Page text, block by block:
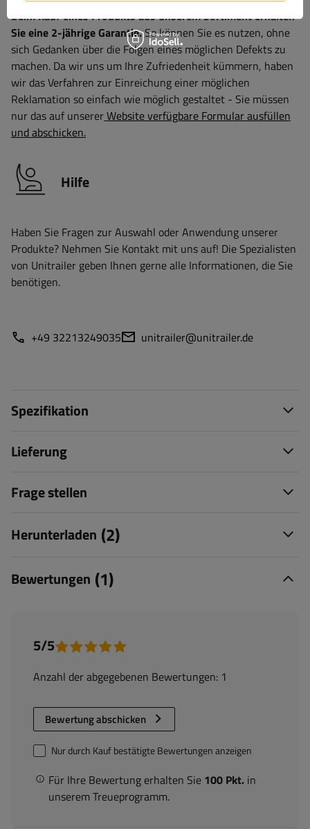
Beim Kauf eines Produkts aus unserem Sortiment erhalten
Sie eine 2-jährige Garantie.So können Sie es nutzen, ohne
sich Gedanken über die Folgen eines möglichen Defekts zu
machen. Da wir uns um Ihre Zufriedenheit kümmern, haben
wir das Verfahren zur Einreichung einer möglichen
Reklamation so einfach wie möglich gestaltet - Sie müssen
nur das auf unsererWebsite verfügbare Formular ausfüllen
und abschicken.
Hilfe
Haben Sie Fragen zur Auswahl oder Anwendung unserer
Produkte? Nehmen Sie Kontakt mit uns auf! Die Spezialisten
von Unitrailer geben Ihnen gerne alle Informationen, die Sie
benötigen.
+49 32213249035 unitrailer@unitrailer.de
Spezifikation
Lieferung
Frage stellen
Herunterladen (2)
Bewertungen (1)
5/5
Anzahl der abgegebenen Bewertungen: 1
Bewertung abschicken
Für Ihre Bewertung erhalten Sie 100 Pkt. in
unserem Treueprogramm.
Nur durch Kauf bestätigte Bewertungen anzeigen